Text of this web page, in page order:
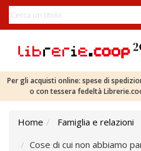
Per gli acquisti online: spese di
o con tessera fedeltà
Home
Famiglia e relazioni
Cose di cui non abbiamo